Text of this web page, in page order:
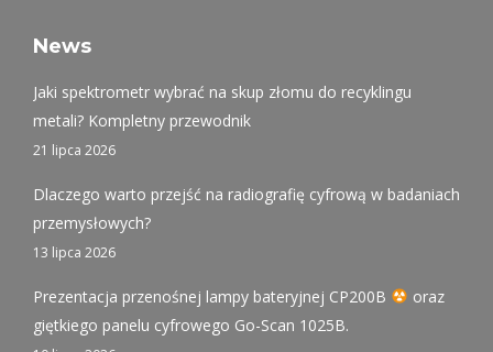
opens
new
window
opens
new
window
new
window
News
Jaki spektrometr wybrać na skup złomu do recyklingu
metali? Kompletny przewodnik
21 lipca 2026
Dlaczego warto przejść na radiografię cyfrową w badaniach
przemysłowych?
13 lipca 2026
Prezentacja przenośnej lampy bateryjnej CP200B
oraz
giętkiego panelu cyfrowego Go-Scan 1025B.